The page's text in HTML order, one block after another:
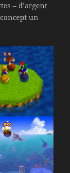
– d’argent
un